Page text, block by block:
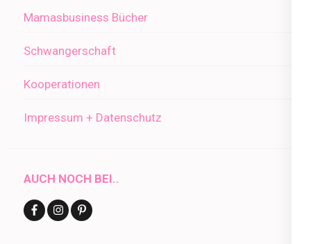
Mamasbusiness Bücher
Schwangerschaft
Kooperationen
Impressum + Datenschutz
AUCH NOCH BEI..